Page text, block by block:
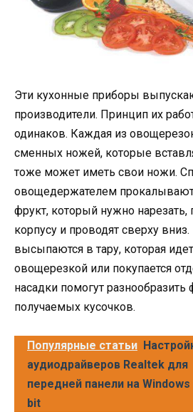
Эти кухонные приборы
производители. Принцип их
одинаков. Каждая из
сменных ножей, которые
тоже может иметь свои ножи.
овощедержателем
фрукт, который нужно
корпусу и проводят сверху
высыпаются в тару, которая
овощерезкой или покупается
насадки помогут
получаемых кусочков.
Популярные статьи
аудиодрайверов Realtek для
передней панели на Windows
bit